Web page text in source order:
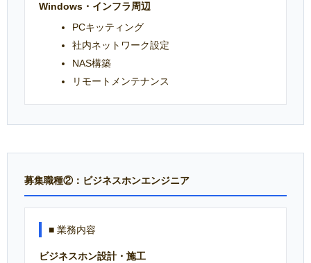
Windows・インフラ周辺
PCキッティング
社内ネットワーク設定
NAS構築
リモートメンテナンス
募集職種②：ビジネスホンエンジニア
■ 業務内容
ビジネスホン設計・施工